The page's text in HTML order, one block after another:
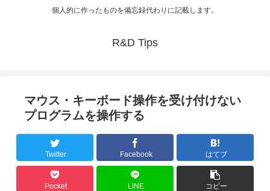
個人的に作ったものを備忘録代わりに記載します。
R&D Tips
マウス・キーボード操作を受け付けない
プログラムを操作する
Twitter Facebook はてブ
Pocket LINE コピー